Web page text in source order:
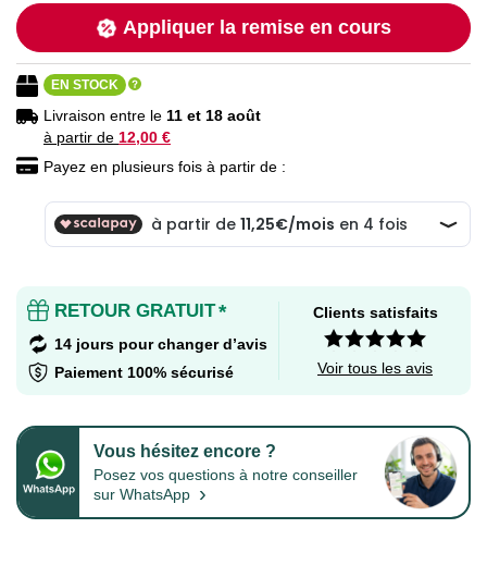
images
gallery
images
gallery
Appliquer la remise en cours
EN STOCK
Livraison entre le 11 et 18 août
à partir de 12,00 €
Payez en plusieurs fois à partir de :
RETOUR GRATUIT*
14 jours pour changer d’avis
Paiement 100% sécurisé
Clients satisfaits
Voir tous les avis
Vous hésitez encore ?
Posez vos questions à notre conseiller
sur WhatsApp ›